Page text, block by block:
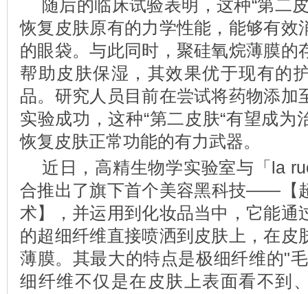
随后的临床试验表明，这种“第二
恢复皮肤原有的力学性能，能够有效
的眼袋。与此同时，聚硅氧烷薄膜的
帮助皮肤保湿，其效果优于现有的
品。研究人员目前在尝试将药物添加
实验成功，这种“第二皮肤“有望成为
恢复皮肤正常功能的有力武器。
近日，高精生物学实验室与「la
合推出了旗下首个美容黑科技——【
术】，并运用到化妆品当中，它能通
的超细纤维直接喷洒到皮肤上，在皮
薄膜。其最大的特点是极细纤维的"
细纤维不仅是在皮肤上表面看不到